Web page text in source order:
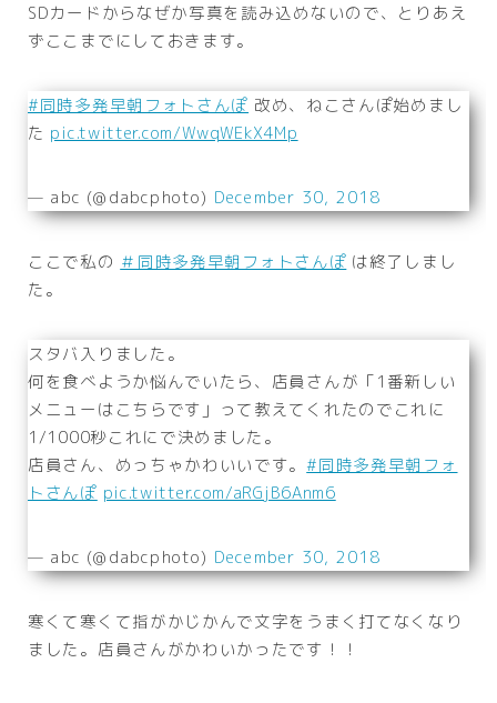
SDカードからなぜか写真を読み込めないので、とりあえ
ずここまでにしておきます。
#同時多発早朝フォトさんぽ 改め、ねこさんぽ始めまし
た pic.twitter.com/WwqWEkX4Mp
— abc (@dabcphoto) December 30, 2018
ここで私の ＃同時多発早朝フォトさんぽ は終了しまし
た。
スタバ入りました。
何を食べようか悩んでいたら、店員さんが「1番新しい
メニューはこちらです」って教えてくれたのでこれに
1/1000秒これにで決めました。
店員さん、めっちゃかわいいです。#同時多発早朝フォ
トさんぽ pic.twitter.com/aRGjB6Anm6
— abc (@dabcphoto) December 30, 2018
寒くて寒くて指がかじかんで文字をうまく打てなくなり
ました。店員さんがかわいかったです！！